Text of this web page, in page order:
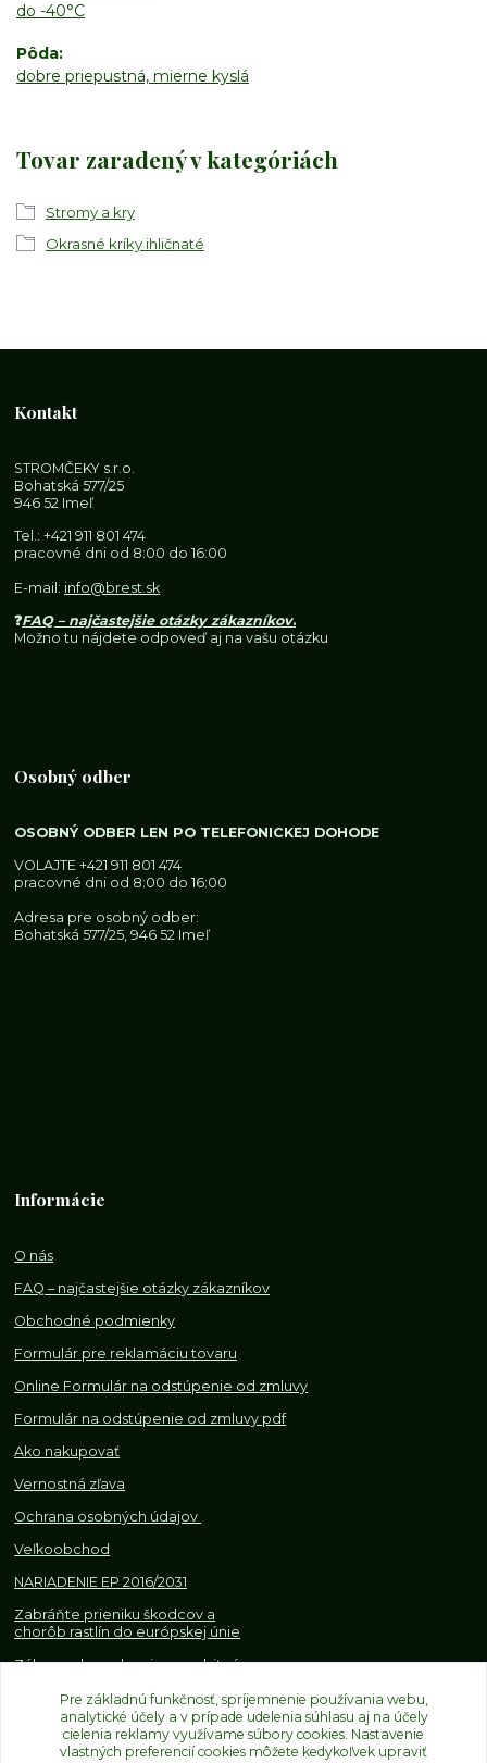
do -40°C
Pôda
dobre priepustná, mierne kyslá
Tovar zaradený v kategóriách
Stromy a kry
Okrasné kríky ihličnaté
Kontakt
STROMČEKY s.r.o.
Bohatská 577/25
946 52 Imeľ
Tel.:+421 911 801 474
pracovné dni od 8:00 do 16:00
E-mail: info@brest.sk
❓FAQ – najčastejšie otázky zákazníkov.
Možno tu nájdete odpoveď aj na vašu otázku
Osobný odber
OSOBNÝ ODBER LEN PO TELEFONICKEJ DOHODE
VOLAJTE+421 911 801 474
pracovné dni od 8:00 do 16:00
Adresa pre osobný odber:
Bohatská 577/25, 946 52 Imeľ
Informácie
O nás
FAQ – najčastejšie otázky zákazníkov
Obchodné podmienky
Formulár pre reklamáciu tovaru
Online Formulár na odstúpenie od zmluvy
Formulár na odstúpenie od zmluvy pdf
Ako nakupovať
Vernostná zľava
Ochrana osobných údajov
Veľkoobchod
NARIADENIE EP 2016/2031
Zabráňte prieniku škodcov a
chorôb rastlín do európskej únie
Zákazy, obmedzenia a osobitné
obchodovaní s rastlinami
Pre základnú funkčnosť, spríjemnenie používania webu,
analytické účely a v prípade udelenia súhlasu aj na účely
cielenia reklamy využívame súbory cookies. Nastavenie
vlastných preferencií cookies môžete kedykoľvek upraviť